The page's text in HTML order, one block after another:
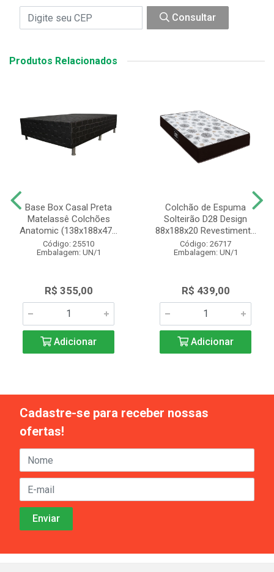
Consultar
Produtos Relacionados
Base Box Casal Preta
Matelassê Colchões
Anatomic (138x188x47...
Código: 25510
Embalagem: UN/1
R$ 355,00
Adicionar
Colchão de Espuma
Solteirão D28 Design
88x188x20 Revestiment...
Código: 26717
Embalagem: UN/1
R$ 439,00
Adicionar
Cadastre-se para receber nossas
ofertas!